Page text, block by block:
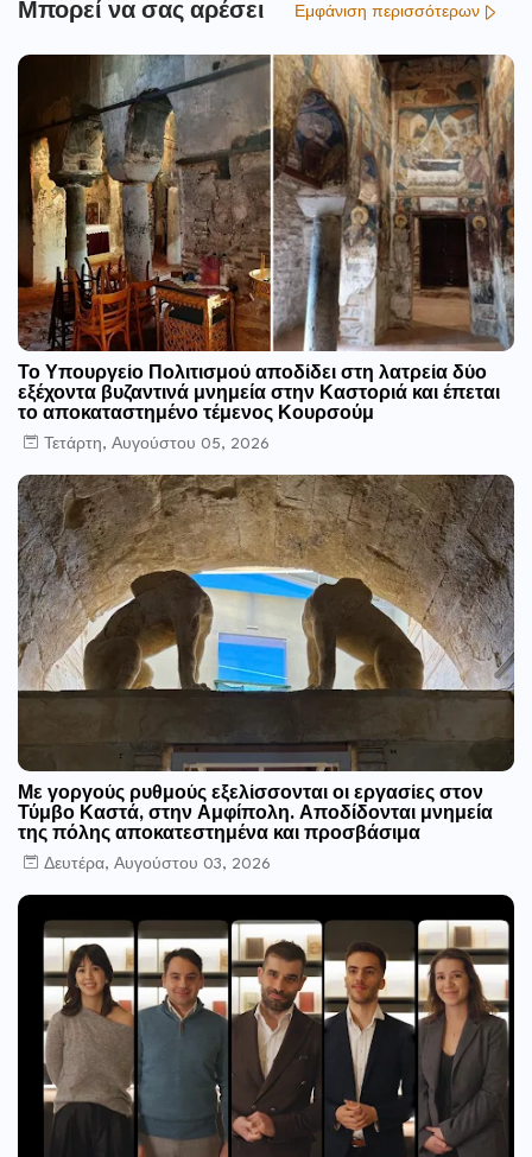
Μπορεί να σας αρέσει Εμφάνιση περισσότερων
Το Υπουργείο Πολιτισμού αποδίδει στη λατρεία δύο
εξέχοντα βυζαντινά μνημεία στην Καστοριά και έπεται
το αποκαταστημένο τέμενος Κουρσούμ
Τετάρτη, Αυγούστου 05, 2026
Με γοργούς ρυθμούς εξελίσσονται οι εργασίες στον
Τύμβο Καστά, στην Αμφίπολη. Αποδίδονται μνημεία
της πόλης αποκατεστημένα και προσβάσιμα
Δευτέρα, Αυγούστου 03, 2026